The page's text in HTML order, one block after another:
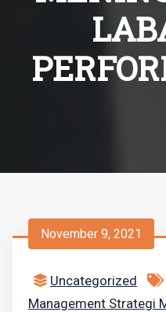
November 9, 2021
Uncategorized
Management Strategi